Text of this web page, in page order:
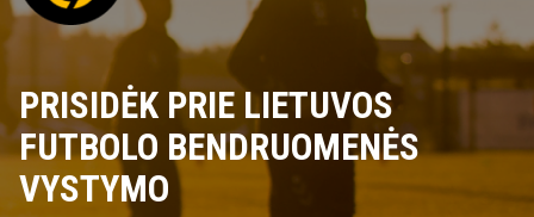
PRISIDĖK PRIE LIETUVOS
FUTBOLO BENDRUOMENĖS
VYSTYMO